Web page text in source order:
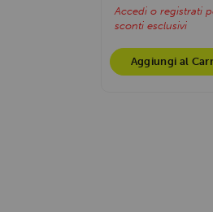
Accedi o registrati
sconti esclusivi
Aggiungi al